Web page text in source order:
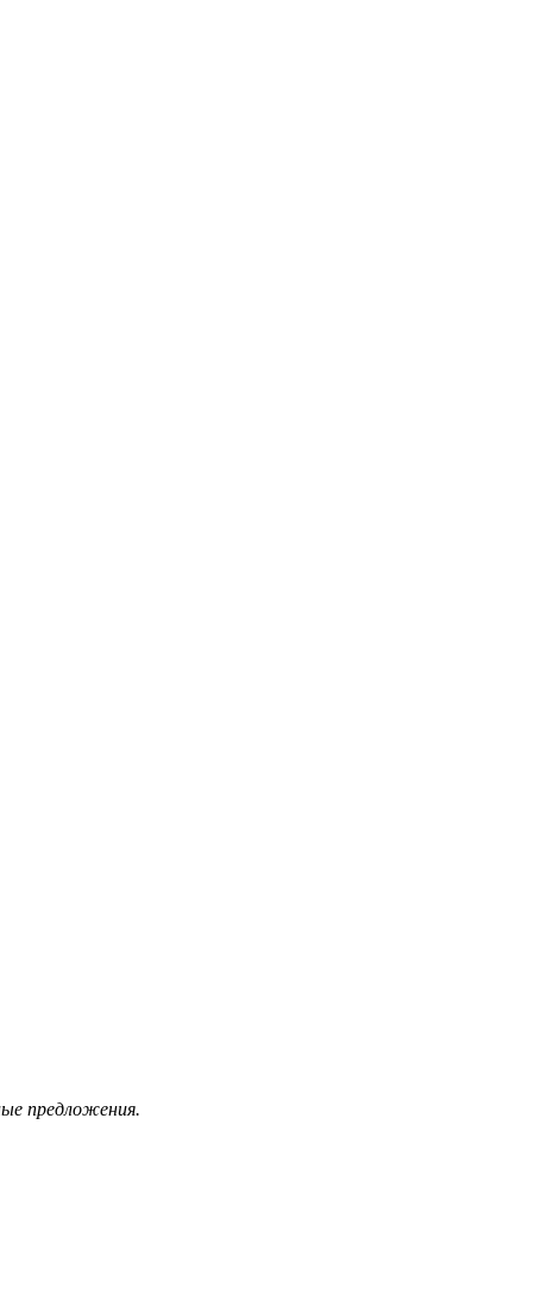
предложения.